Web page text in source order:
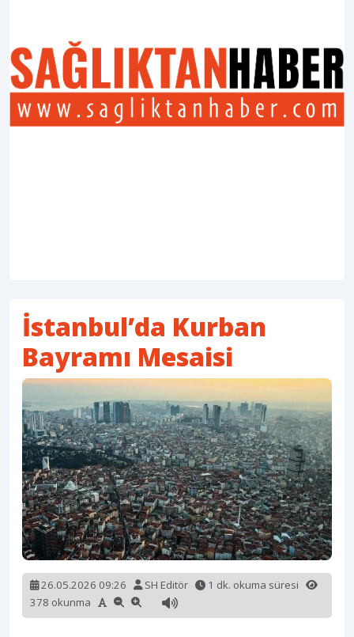
İstanbul’da Kurban
Bayramı Mesaisi
26.05.2026 09:26 SH Editör
1 dk. okuma süresi
378 okunma